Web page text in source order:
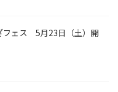
フェス 5月23日（土）開